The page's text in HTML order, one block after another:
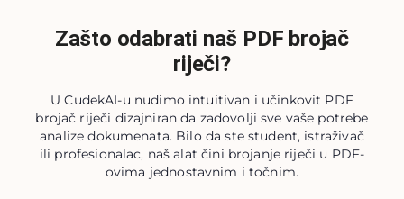
Zašto odabrati naš PDF brojač
riječi?
U CudekAI-u nudimo intuitivan i učinkovit PDF
brojač riječi dizajniran da zadovolji sve vaše potrebe
analize dokumenata. Bilo da ste student, istraživač
ili profesionalac, naš alat čini brojanje riječi u PDF-
ovima jednostavnim i točnim.